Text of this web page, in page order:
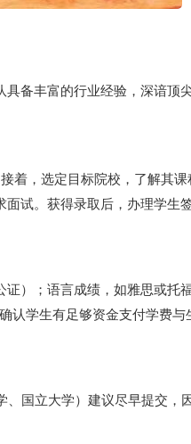
备丰富的行业经验，深谙顶
着，选定目标院校，了解其
试。获得录取后，办理学生
）；语言成绩，如雅思或托
学生有足够资金支付学费与
国立大学）建议尽早提交，